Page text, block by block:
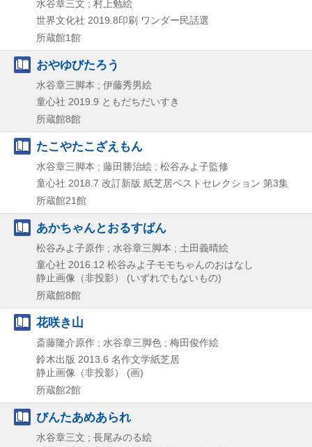
水谷章三文 ; 村上勉絵
世界文化社 2019.8印刷 ワンダー民話選
所蔵館1館
おやゆびたろう
水谷章三脚本 ; 伊藤秀男絵
童心社 2019.9 ともだちだいすき
所蔵館8館
たこやたこざえもん
水谷章三脚本 ; 藤田勝治絵 ; 松谷みよ子監修
童心社 2018.7 改訂新版 紙芝居ベストセレクション 第3集
所蔵館21館
あかちゃんとおるすばん
松谷みよ子原作 ; 水谷章三脚本 ; 土田義晴絵
童心社 2016.12 松谷みよ子モモちゃんのおはなし
静止画像（非投影） (いずれでもないもの)
所蔵館8館
花咲き山
斎藤隆介原作 ; 水谷章三脚色 ; 梅田俊作絵
鈴木出版 2013.6 名作文学紙芝居
静止画像（非投影） (画)
所蔵館2館
びんたあめあられ
水谷章三文 ; 長尾みのる絵